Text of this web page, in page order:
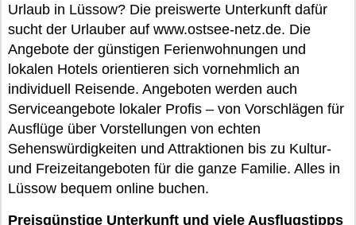
Urlaub in Lüssow? Die preiswerte Unterkunft dafür
sucht der Urlauber auf www.ostsee-netz.de. Die
Angebote der günstigen Ferienwohnungen und
lokalen Hotels orientieren sich vornehmlich an
individuell Reisende. Angeboten werden auch
Serviceangebote lokaler Profis – von Vorschlägen für
Ausflüge über Vorstellungen von echten
Sehenswürdigkeiten und Attraktionen bis zu Kultur-
und Freizeitangeboten für die ganze Familie. Alles in
Lüssow bequem online buchen.
Preisgünstige Unterkunft und viele Ausflugstipps